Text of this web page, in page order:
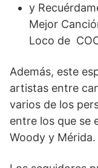
y
Mejor
Loco de
Además, este
artistas entre
varios de los
entre los que se
Woody y Mérida.